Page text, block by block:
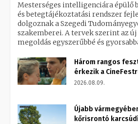
Mesterséges intelligenciára épülő
és betegtájékoztatási rendszer
dolgoznak a Szegedi
szakemberei. A tervek szerint az
megoldás egyszerűbbé és
Három rangos
érkezik a
2026.08.09.
Újabb
kőrisrontó